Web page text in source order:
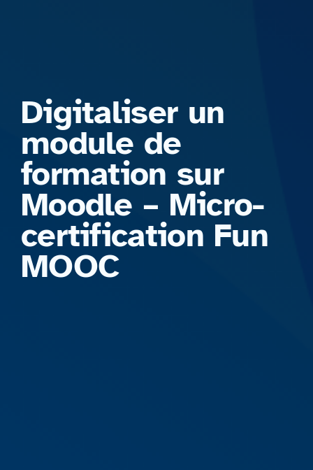
Digitaliser un
module de
formation sur
Moodle – Micro-
certification Fun
MOOC